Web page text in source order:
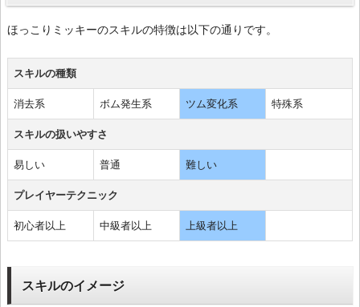
ほっこりミッキーのスキルの特徴は以下の通りです。
スキルの種類
消去系 ボム発生系 ツム変化系 特殊系
スキルの扱いやすさ
易しい 普通 難しい
プレイヤーテクニック
初心者以上 中級者以上 上級者以上
スキルのイメージ